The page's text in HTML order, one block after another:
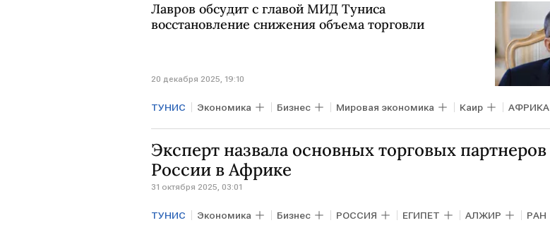
Лавров обсудит с главой МИД Туниса
восстановление снижения объема торговли
20 декабря 2025, 19:10
ТУНИС Экономика Бизнес Мировая экономика Каир АФРИКА
Сергей Лавров МИД РФ
Эксперт назвала основных торговых партнеров
России в Африке
31 октября 2025, 03:01
ТУНИС Экономика Бизнес РОССИЯ ЕГИПЕТ АЛЖИР РАН